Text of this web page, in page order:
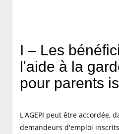
I – Les
l'aide à la
pour parents
L'AGEPI peut être accordée,
demandeurs d'emploi